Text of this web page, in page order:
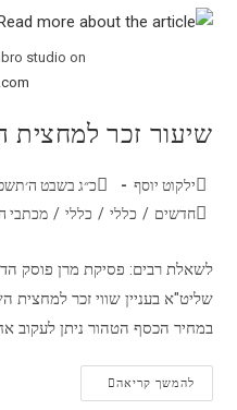
studio on
שיעור זכר
ילקוט יוסף
כ״ג בשבט ה׳תשפ״ו (10/
חדשים / כללי / כללי / מכתבי
לשאלת רבים: פסיקת מרן פוסק
שליט"א בעניין שווי זכר
במחיר הכסף הטהור ניתן לעקוב
להמשך קריאה